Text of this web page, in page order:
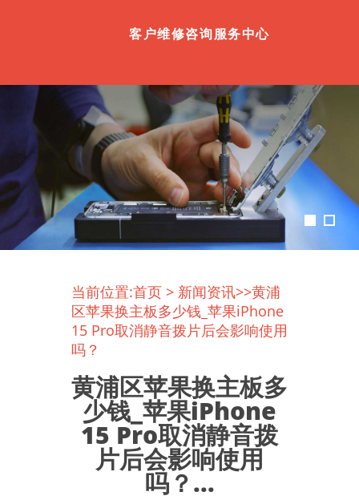
客户维修咨询服务中心
当前位置:首页 > 新闻资讯>>黄浦
区苹果换主板多少钱_苹果iPhone
15 Pro取消静音拨片后会影响使用
吗？
黄浦区苹果换主板多
少钱_苹果iPhone
15 Pro取消静音拨
片后会影响使用
吗？...